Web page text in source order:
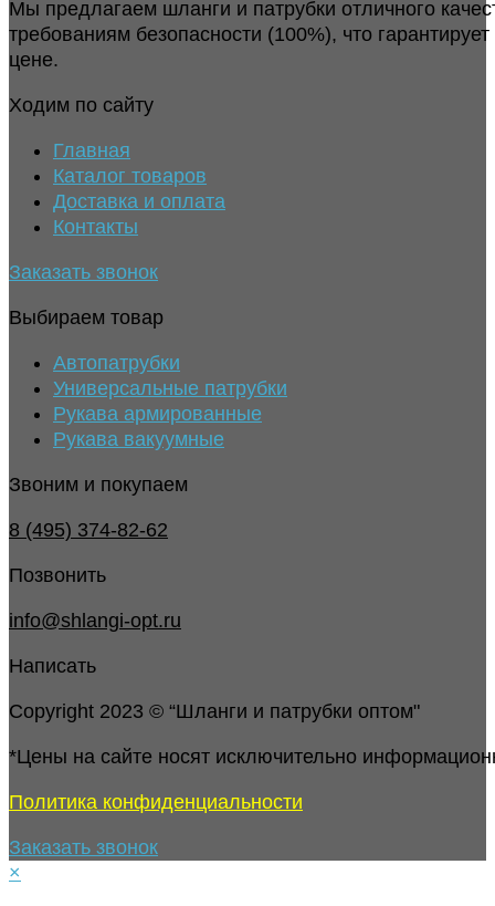
Мы предлагаем шланги и патрубки отличного
требованиям безопасности (100%), что
цене.
Ходим по сайту
Главная
Каталог товаров
Доставка и оплата
Контакты
Заказать звонок
Выбираем товар
Автопатрубки
Универсальные патрубки
Рукава армированные
Рукава вакуумные
Звоним и покупаем
8 (495) 374-82-62
Позвонить
info@shlangi-opt.ru
Написать
Copyright 2023 © “Шланги и патрубки оптом"
*Цены на сайте носят исключительно
Политика конфиденциальности
Заказать звонок
×